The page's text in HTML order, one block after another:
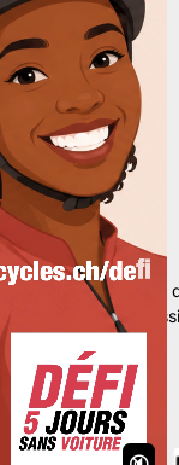
18h
– 18h
18h
18h
18h
– 16h
avec un grand choix
une équipe de
qualités.
Sarl.